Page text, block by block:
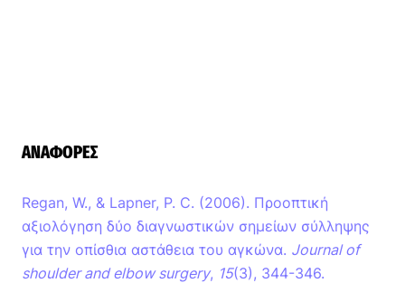
ΑΝΑΦΟΡΈΣ
Regan, W., & Lapner, P. C. (2006). Προοπτική
αξιολόγηση δύο διαγνωστικών σημείων σύλληψης
για την οπίσθια αστάθεια του αγκώνα. Journal of
shoulder and elbow surgery, 15(3), 344-346.